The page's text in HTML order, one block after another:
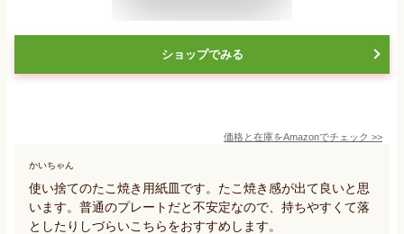
ショップでみる
価格と在庫をAmazonでチェック >>
かいちゃん
使い捨てのたこ焼き用紙皿です。たこ焼き感が出て良いと思
います。普通のプレートだと不安定なので、持ちやすくて落
としたりしづらいこちらをおすすめします。